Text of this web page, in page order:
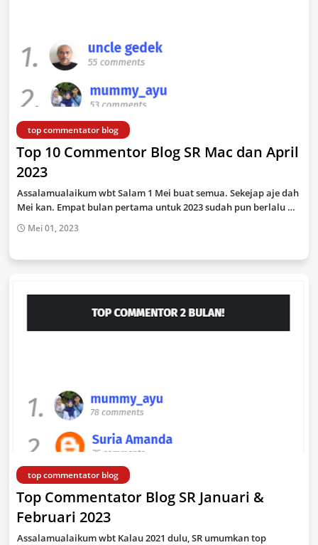
top commentator blog
Top 10 Commentor Blog SR Mac dan April
2023
Assalamualaikum wbt Salam 1 Mei buat semua. Sekejap aje dah
Mei kan. Empat bulan pertama untuk 2023 sudah pun berlalu …
Mei 01, 2023
top commentator blog
Top Commentator Blog SR Januari &
Februari 2023
Assalamualaikum wbt Kalau 2021 dulu, SR umumkan top